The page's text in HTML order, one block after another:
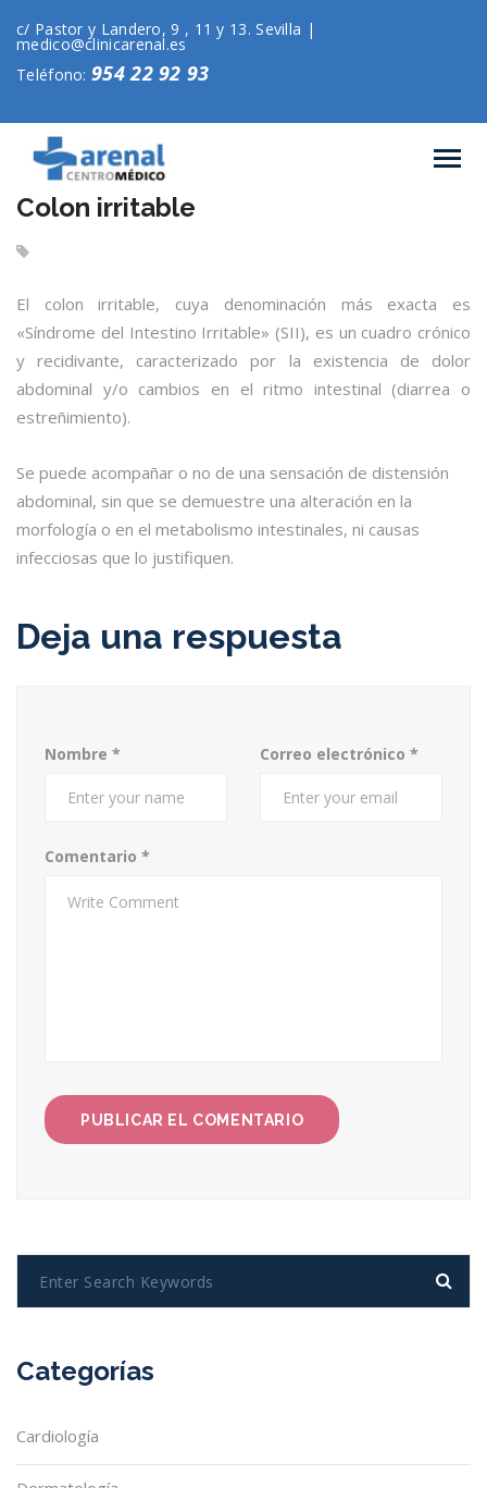
c/ Pastor y Landero, 9 , 11 y 13. Sevilla |
medico@clinicarenal.es
Teléfono: 954 22 92 93
Colon irritable
El colon irritable, cuya denominación más exacta es
«Síndrome del Intestino Irritable» (SII), es un cuadro crónico
y recidivante, caracterizado por la existencia de dolor
abdominal y/o cambios en el ritmo intestinal (diarrea o
estreñimiento).
Se puede acompañar o no de una sensación de distensión
abdominal, sin que se demuestre una alteración en la
morfología o en el metabolismo intestinales, ni causas
infecciosas que lo justifiquen.
Deja una respuesta
Nombre * Correo electrónico *
Comentario *
Categorías
Cardiología